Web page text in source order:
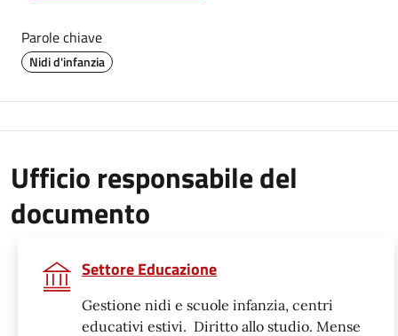
Parole chiave
Nidi d'infanzia
Ufficio responsabile del
documento
Settore Educazione
Gestione nidi e scuole infanzia, centri
educativi estivi. Diritto allo studio. Mense